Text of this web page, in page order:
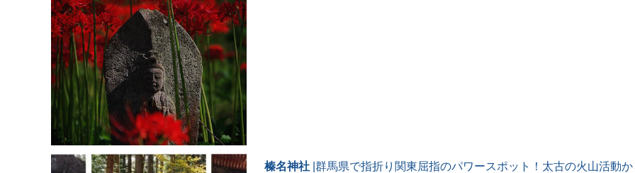
榛名神社 |群馬県で指折り関東屈指のパワースポット！太古の火山活動